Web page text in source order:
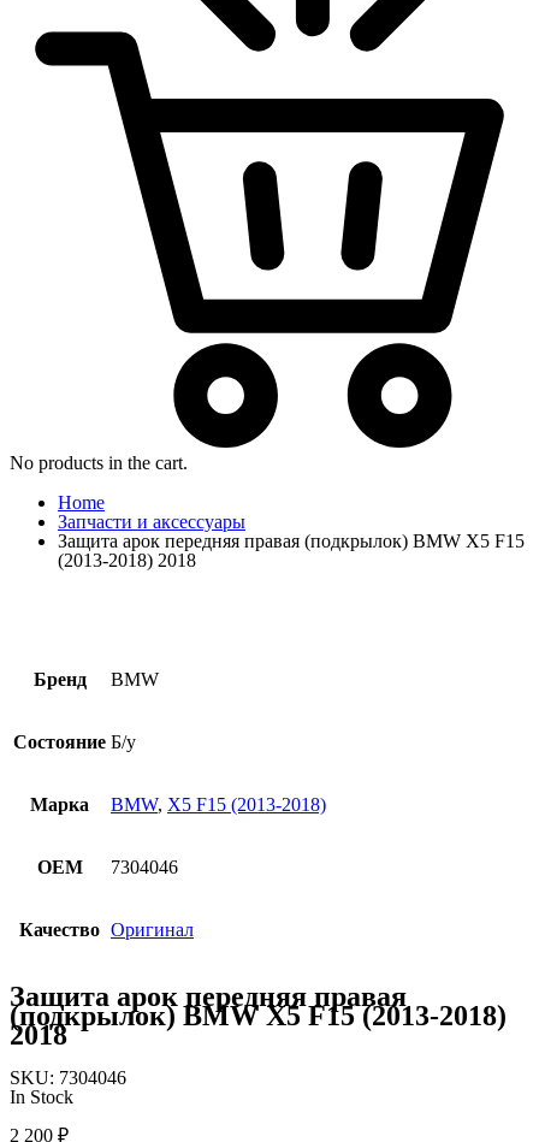
No products in the cart.
Home
Запчасти и аксессуары
Защита арок передняя правая (подкрылок) BMW X5 F15
(2013-2018) 2018
Бренд BMW
Состояние Б/у
Марка BMW, X5 F15 (2013-2018)
OEM 7304046
Качество Оригинал
Защита арок передняя правая
(подкрылок) BMW X5 F15 (2013-2018)
2018
SKU: 7304046
In Stock
2 200 ₽